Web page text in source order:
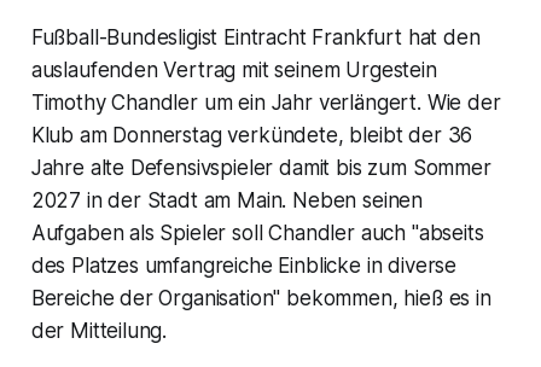
Fußball-Bundesligist Eintracht Frankfurt hat den
auslaufenden Vertrag mit seinem Urgestein
Timothy Chandler um ein Jahr verlängert. Wie der
Klub am Donnerstag verkündete, bleibt der 36
Jahre alte Defensivspieler damit bis zum Sommer
2027 in der Stadt am Main. Neben seinen
Aufgaben als Spieler soll Chandler auch "abseits
des Platzes umfangreiche Einblicke in diverse
Bereiche der Organisation" bekommen, hieß es in
der Mitteilung.